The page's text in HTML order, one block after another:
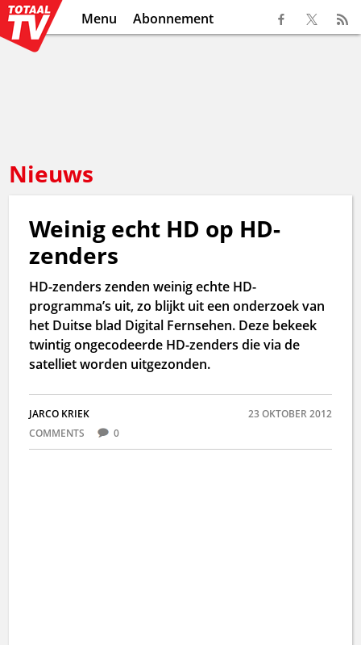
Menu Abonnement
Nieuws
Weinig echt HD op HD-
zenders
HD-zenders zenden weinig echte HD-
programma’s uit, zo blijkt uit een onderzoek van
het Duitse blad Digital Fernsehen. Deze bekeek
twintig ongecodeerde HD-zenders die via de
satelliet worden uitgezonden.
JARCO KRIEK
23 OKTOBER 2012
COMMENTS
0